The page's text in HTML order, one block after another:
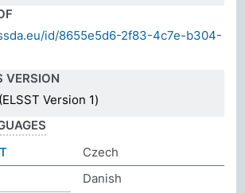
id/8655e5d6-2f83-4c7e-b304-
VERSION
(ELSST Version 1)
Czech
Danish